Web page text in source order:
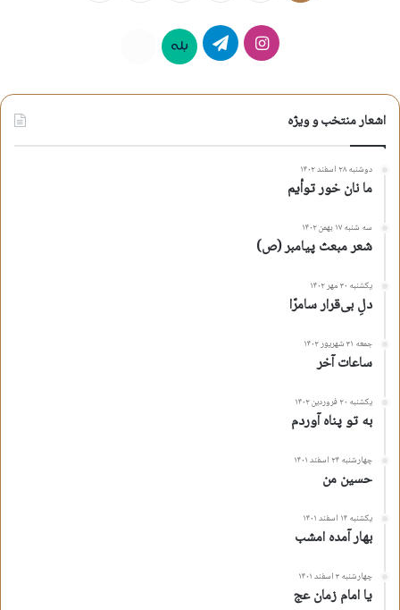
اینستاگرامتلگرام بله
اشعار منتخب و ویژه
دوشنبه ۲۸ اسفند ۱۴۰۲
ما نان خور توأیم
سه شنبه ۱۷ بهمن ۱۴۰۲
شعر مبعث پیامبر (ص)
یکشنبه ۳۰ مهر ۱۴۰۲
دلِ بی‌قرار سامرّا
جمعه ۳۱ شهریور ۱۴۰۲
ساعات آخر
یکشنبه ۲۰ فروردین ۱۴۰۲
به تو پناه آوردم
چهارشنبه ۲۴ اسفند ۱۴۰۱
حسین من
یکشنبه ۱۴ اسفند ۱۴۰۱
بهار آمده امشب
چهارشنبه ۳ اسفند ۱۴۰۱
یا امام زمان عج